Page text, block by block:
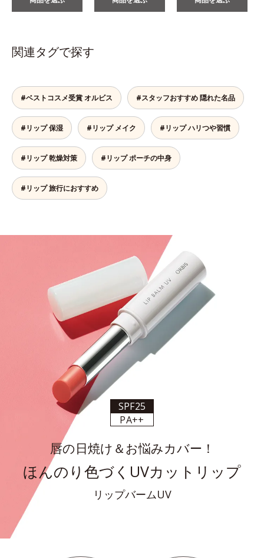
関連タグで探す
#ベストコスメ受賞 オルビス #スタッフおすすめ 隠れた名品
#リップ 保湿 #リップ メイク #リップ ハリつや習慣
#リップ 乾燥対策 #リップ ポーチの中身
#リップ 旅行におすすめ
SPF25
PA++
唇の日焼け＆お悩みカバー！
ほんのり色づくUVカットリップ
リップバームUV